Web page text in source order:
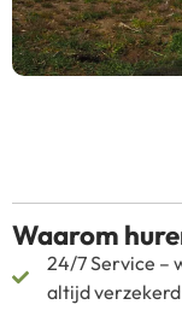
Waarom
24/7 Service –
altijd